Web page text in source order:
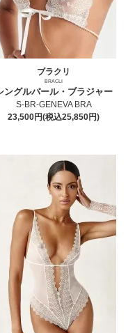
ブラクリ
BRACLI
ングルパール・ブラジャー
S-BR-GENEVA BRA
23,500円(税込25,850円)